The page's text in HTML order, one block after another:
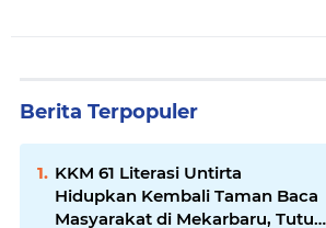
Berita Terpopuler
KKM 61 Literasi Untirta
Hidupkan Kembali Taman Baca
Masyarakat di Mekarbaru, Tutup